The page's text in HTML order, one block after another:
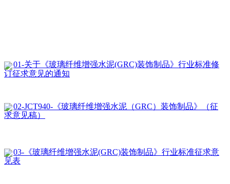
01-关于《玻璃纤维增强水泥(GRC)装饰制品》行业标准修
订征求意见的通知
02-JCT940-《玻璃纤维增强水泥（GRC）装饰制品》（征
求意见稿）
03-《玻璃纤维增强水泥(GRC)装饰制品》行业标准征求意
见表